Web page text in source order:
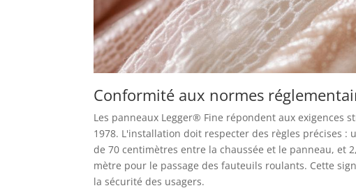
Conformité aux normes
Les panneaux Legger® Fine répondent aux exigences
1978. L'installation doit respecter des règles précises
de 70 centimètres entre la chaussée et le panneau, et
mètre pour le passage des fauteuils roulants. Cette
la sécurité des usagers.